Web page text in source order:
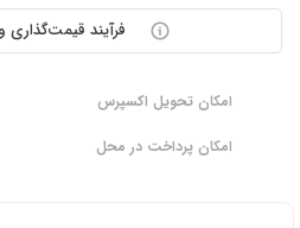
فرآیند
امکان تحویل اکسپرس
امکان پرداخت در محل